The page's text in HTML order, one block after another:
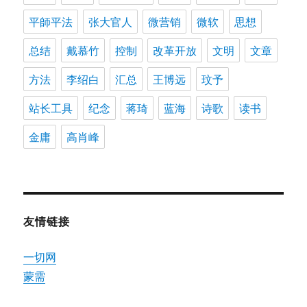
平師平法
张大官人 微营销 微软
思想
总结
戴慕竹 控制 改革开放 文明
文章
方法
李绍白 汇总 王博远
玟予
站长工具
纪念 蒋琦 蓝海 诗歌
读书
金庸
高肖峰
友情链接
一切网
蒙需